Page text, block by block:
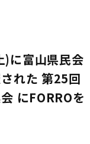
に富山県民会
れた 第25回
にFORROを